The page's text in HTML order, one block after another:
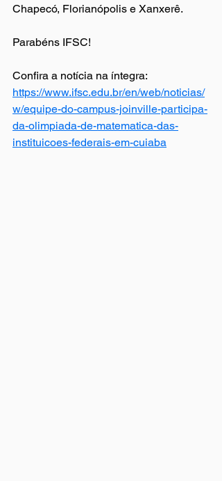
Chapecó, Florianópolis e Xanxerê.
Parabéns IFSC!
Confira a notícia na íntegra:
https://www.ifsc.edu.br/en/web/noticias/
w/equipe-do-campus-joinville-participa-
da-olimpiada-de-matematica-das-
instituicoes-federais-em-cuiaba